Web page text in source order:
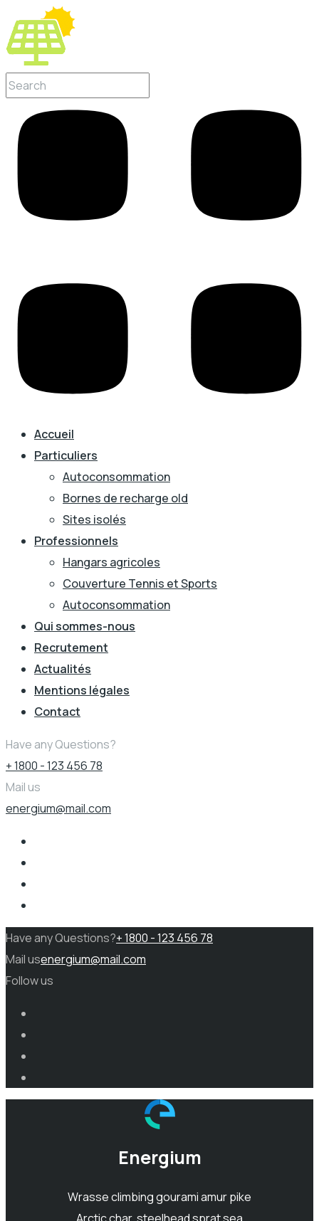
Accueil
Particuliers
Autoconsommation
Bornes de recharge old
Sites isolés
Professionnels
Hangars agricoles
Couverture Tennis et Sports
Autoconsommation
Qui sommes-nous
Recrutement
Actualités
Mentions légales
Contact
Have any Questions?
+ 1800 - 123 456 78
Mail us
energium@mail.com
Have any Questions?+ 1800 - 123 456 78
Mail usenergium@mail.com
Follow us
Energium
Wrasse climbing gourami amur pike